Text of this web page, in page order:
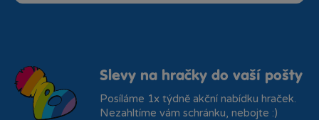
Slevy na hračky do vaší pošty
Posíláme 1x týdně akční nabídku hraček.
Nezahltíme vám schránku, nebojte :)